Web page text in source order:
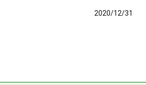
2020/12/31